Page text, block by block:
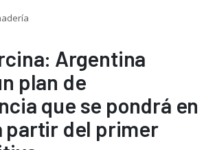
Argentina
plan de
que se pondrá en
partir del primer